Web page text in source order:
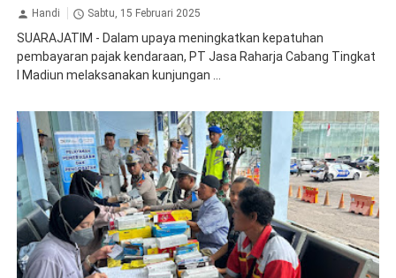
Handi Sabtu, 15 Februari 2025
SUARAJATIM - Dalam upaya meningkatkan kepatuhan
pembayaran pajak kendaraan, PT Jasa Raharja Cabang Tingkat
I Madiun melaksanakan kunjungan ...